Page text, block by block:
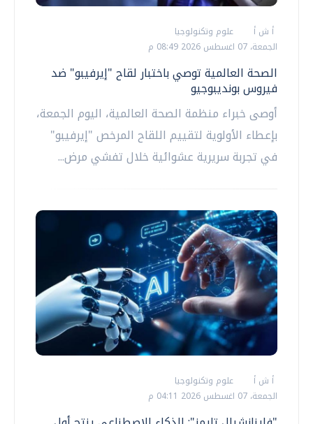
أ ش أ
علوم وتكنولوجيا
الجمعة، 07 اغسطس 2026 08:49 م
الصحة العالمية توصي باختبار لقاح "إيرفيبو" ضد
فيروس بونديبوجيو
أوصى خبراء منظمة الصحة العالمية، اليوم الجمعة،
بإعطاء الأولوية لتقييم اللقاح المرخص "إيرفيبو"
في تجربة سريرية عشوائية خلال تفشي مرض...
أ ش أ
علوم وتكنولوجيا
الجمعة، 07 اغسطس 2026 04:11 م